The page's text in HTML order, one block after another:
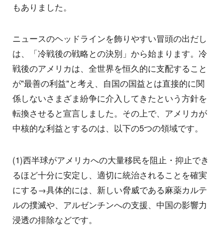
もありました。
ニュースのヘッドラインを飾りやすい冒頭の出だし
は、「冷戦後の戦略との決別」から始まります。冷
戦後のアメリカは、全世界を恒久的に支配すること
が"最善の利益"と考え、自国の国益とは直接的に関
係しないさまざま紛争に介入してきたという方針を
転換させると宣言しました。その上で、アメリカが
中核的な利益とするのは、以下の5つの領域です。
(1)西半球がアメリカへの大量移民を阻止・抑止でき
るほど十分に安定し、適切に統治されることを確実
にする→具体的には、新しい脅威である麻薬カルテ
ルの撲滅や、アルゼンチンへの支援、中国の影響力
浸透の排除などです。